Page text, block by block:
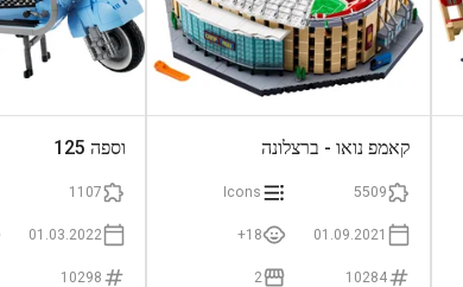
קאמפ נואו - ברצלונה
5509
Icons
01.09.2021
18+
10284
2
וספה 125
1107
01.03.2022
10298